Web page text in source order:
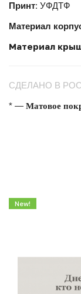
Принт: УФДТФ
Материал
Материал
СДЕЛАНО В
* — Матовое
New!